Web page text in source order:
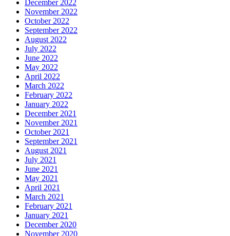
December 2022
November 2022
October 2022
September 2022
August 2022
July 2022
June 2022
May 2022
April 2022
March 2022
February 2022
January 2022
December 2021
November 2021
October 2021
September 2021
August 2021
July 2021
June 2021
May 2021
April 2021
March 2021
February 2021
January 2021
December 2020
November 2020